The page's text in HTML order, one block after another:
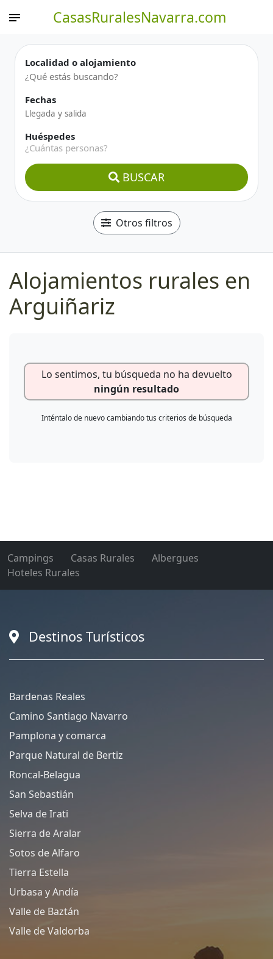
CasasRuralesNavarra.com
Localidad o alojamiento
Fechas
Huéspedes
¿Cuántas personas?
BUSCAR
Otros filtros
Alojamientos rurales en
Arguiñariz
Lo sentimos, tu búsqueda no ha devuelto
ningún resultado
Inténtalo de nuevo cambiando tus criterios de búsqueda
Campings Casas Rurales
Albergues
Hoteles Rurales
Destinos Turísticos
Bardenas Reales
Camino Santiago Navarro
Pamplona y comarca
Parque Natural de Bertiz
Roncal-Belagua
San Sebastián
Selva de Irati
Sierra de Aralar
Sotos de Alfaro
Tierra Estella
Urbasa y Andía
Valle de Baztán
Valle de Valdorba